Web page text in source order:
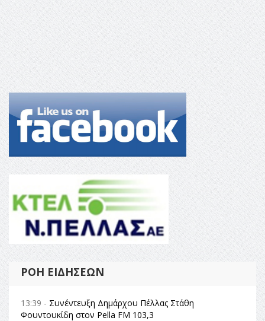
ΡΟΉ ΕΙΔΉΣΕΩΝ
13:39 - Συνέντευξη Δημάρχου Πέλλας Στάθη
Φουντουκίδη στον Pella FM 103,3